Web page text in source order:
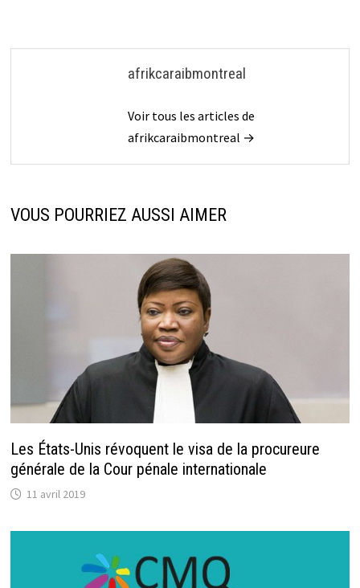
afrikcaraibmontreal
Voir tous les articles de
afrikcaraibmontreal →
VOUS POURRIEZ AUSSI AIMER
Les États-Unis révoquent le visa de la procureure
générale de la Cour pénale internationale
11 avril 2019